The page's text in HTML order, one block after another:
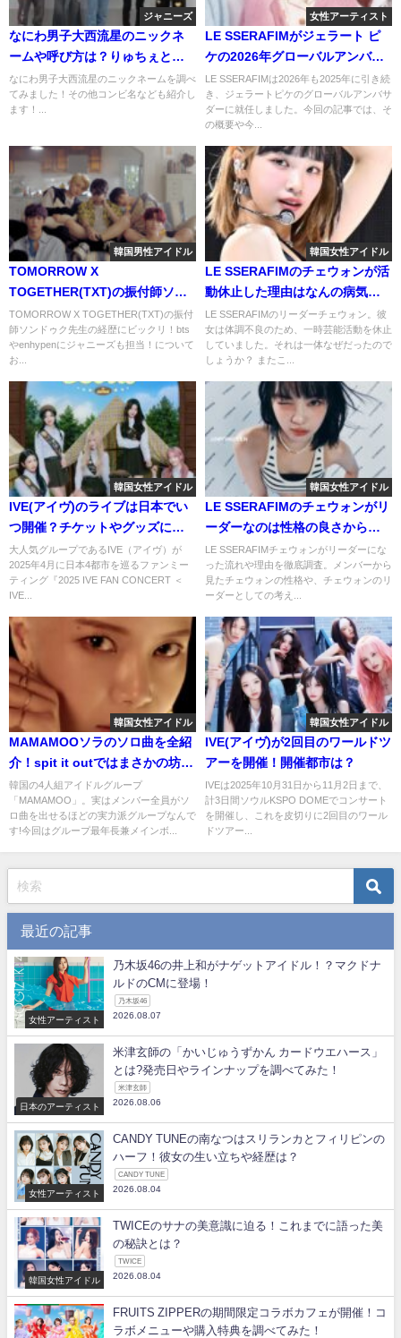
ジャニーズ
なにわ男子大西流星のニックネ
ームや呼び方は？りゅちぇと大
西プロ以外にもいろいろと！
なにわ男子大西流星のニックネームを調べ
てみました！その他コンビ名なども紹介し
ます！...
女性アーティスト
LE SSERAFIMがジェラート ピ
ケの2026年グローバルアンバサ
ダーに！気になる活動内容は？
LE SSERAFIMは2026年も2025年に引き続
き、ジェラートピケのグローバルアンバサ
ダーに就任しました。今回の記事では、そ
の概要や今...
韓国男性アイドル
TOMORROW X
TOGETHER(TXT)の振付師ソン
ドゥク先生の経歴にビックリ！
BTSやENHYPENにジャニーズも
担当！
TOMORROW X TOGETHER(TXT)の振付
師ソンドゥク先生の経歴にビックリ！bts
やenhypenにジャニーズも担当！について
お...
韓国女性アイドル
LE SSERAFIMのチェウォンが活
動休止した理由はなんの病気だ
った？いつから復帰したの？
LE SSERAFIMのリーダーチェウォン。彼
女は体調不良のため、一時芸能活動を休止
していました。それは一体なぜだったので
しょうか？ またこ...
韓国女性アイドル
IVE(アイヴ)のライブは日本でい
つ開催？チケットやグッズにつ
いても紹介！
大人気グループであるIVE（アイヴ）が
2025年4月に日本4都市を巡るファンミー
ティング『2025 IVE FAN CONCERT ＜
IVE...
韓国女性アイドル
LE SSERAFIMのチェウォンがリ
ーダーなのは性格の良さから？
優しい努力家と評判！
LE SSERAFIMチェウォンがリーダーにな
った流れや理由を徹底調査。メンバーから
見たチェウォンの性格や、チェウォンのリ
ーダーとしての考え...
韓国女性アイドル
MAMAMOOソラのソロ曲を全紹
介！spit it outではまさかの坊主
に！？
韓国の4人組アイドルグループ
「MAMAMOO」。実はメンバー全員がソ
ロ曲を出せるほどの実力派グループなんで
す!今回はグループ最年長兼メインボ...
韓国女性アイドル
IVE(アイヴ)が2回目のワールドツ
アーを開催！開催都市は？
IVEは2025年10月31日から11月2日まで、
計3日間ソウルKSPO DOMEでコンサート
を開催し、これを皮切りに2回目のワール
ドツアー...
最近の記事
女性アーティスト
乃木坂46の井上和がナゲットアイドル！？マクドナ
ルドのCMに登場！
乃木坂46
2026.08.07
日本のアーティスト
米津玄師の「かいじゅうずかん カードウエハース」
とは?発売日やラインナップを調べてみた！
米津玄師
2026.08.06
女性アーティスト
CANDY TUNEの南なつはスリランカとフィリピンの
ハーフ！彼女の生い立ちや経歴は？
CANDY TUNE
2026.08.04
韓国女性アイドル
TWICEのサナの美意識に迫る！これまでに語った美
の秘訣とは？
TWICE
2026.08.04
FRUITS ZIPPERの期間限定コラボカフェが開催！コ
ラボメニューや購入特典を調べてみた！